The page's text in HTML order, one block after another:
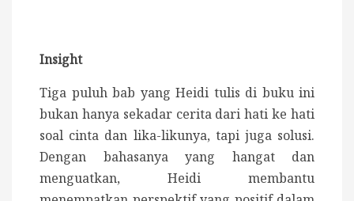
Insight
Tiga puluh bab yang Heidi tulis di buku ini
bukan hanya sekadar cerita dari hati ke hati
soal cinta dan lika-likunya, tapi juga solusi.
Dengan bahasanya yang hangat dan
menguatkan, Heidi membantu